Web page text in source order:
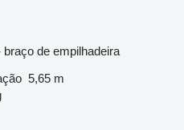
de empilhadeira
5,65 m